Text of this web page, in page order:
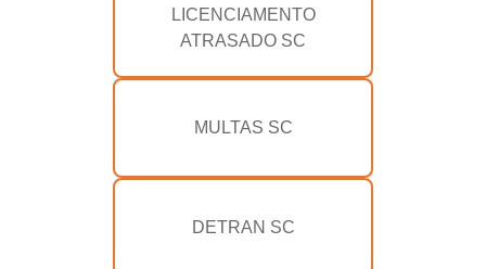
LICENCIAMENTO
ATRASADO SC
MULTAS SC
DETRAN SC